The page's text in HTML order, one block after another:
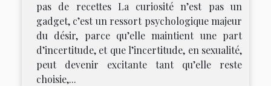
pas de recettes La curiosité n’est pas un
gadget, c’est un ressort psychologique majeur
du désir, parce qu’elle maintient une part
d’incertitude, et que l’incertitude, en sexualité,
peut devenir excitante tant qu’elle reste
choisie,...